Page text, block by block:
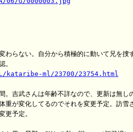
わらない。自分から積極的に動いて兄を捜
kataribe-ml/23700/23754.html
。吉武さんは年齢不詳なので、更新は無し
重が変化してるのでそれを変更予定。訪雪
更予定。